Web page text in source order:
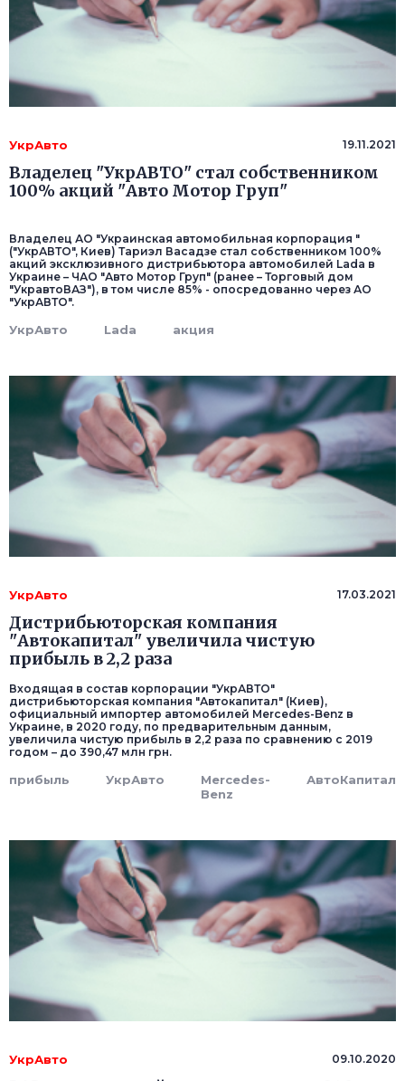
УкрАвто 19.11.2021
Владелец "УкрАВТО" стал собственником
100% акций "Авто Мотор Груп"
Владелец АО "Украинская автомобильная корпорация "
("УкрАВТО", Киев) Тариэл Васадзе стал собственником 100%
акций эксклюзивного дистрибьютора автомобилей Lada в
Украине – ЧАО "Авто Мотор Груп" (ранее – Торговый дом
"УкравтоВАЗ"), в том числе 85% - опосредованно через АО
"УкрАВТО".
УкрАвто Lada акция
УкрАвто 17.03.2021
Дистрибьюторская компания
"Автокапитал" увеличила чистую
прибыль в 2,2 раза
Входящая в состав корпорации "УкрАВТО"
дистрибьюторская компания "Автокапитал" (Киев),
официальный импортер автомобилей Mercedes-Benz в
Украине, в 2020 году, по предварительным данным,
увеличила чистую прибыль в 2,2 раза по сравнению с 2019
годом – до 390,47 млн грн.
прибыль УкрАвто
Mercedes-
Benz
АвтоКапитал
УкрАвто 09.10.2020